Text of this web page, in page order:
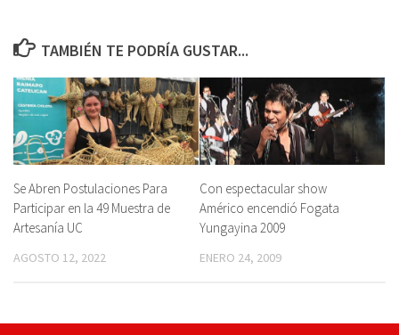
TAMBIÉN TE PODRÍA GUSTAR...
Se Abren Postulaciones Para
Participar en la 49 Muestra de
Artesanía UC
AGOSTO 12, 2022
Con espectacular show
Américo encendió Fogata
Yungayina 2009
ENERO 24, 2009